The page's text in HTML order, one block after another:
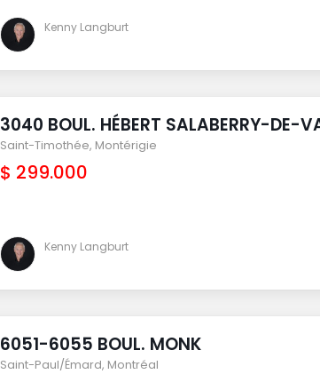
Kenny Langburt
3040 BOUL. HÉBERT SALABERRY-DE-
Saint-Timothée, Montérigie
$ 299.000
Kenny Langburt
6051-6055 BOUL. MONK
Saint-Paul/Émard, Montréal